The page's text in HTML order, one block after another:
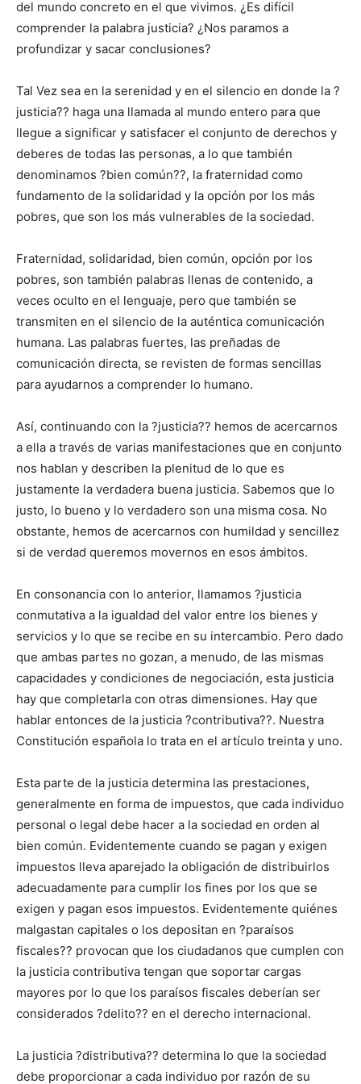
del mundo concreto en el que vivimos. ¿Es difícil
comprender la palabra justicia? ¿Nos paramos a
profundizar y sacar conclusiones?
Tal Vez sea en la serenidad y en el silencio en donde la ?
justicia?? haga una llamada al mundo entero para que
llegue a significar y satisfacer el conjunto de derechos y
deberes de todas las personas, a lo que también
denominamos ?bien común??, la fraternidad como
fundamento de la solidaridad y la opción por los más
pobres, que son los más vulnerables de la sociedad.
Fraternidad, solidaridad, bien común, opción por los
pobres, son también palabras llenas de contenido, a
veces oculto en el lenguaje, pero que también se
transmiten en el silencio de la auténtica comunicación
humana. Las palabras fuertes, las preñadas de
comunicación directa, se revisten de formas sencillas
para ayudarnos a comprender lo humano.
Así, continuando con la ?justicia?? hemos de acercarnos
a ella a través de varias manifestaciones que en conjunto
nos hablan y describen la plenitud de lo que es
justamente la verdadera buena justicia. Sabemos que lo
justo, lo bueno y lo verdadero son una misma cosa. No
obstante, hemos de acercarnos con humildad y sencillez
si de verdad queremos movernos en esos ámbitos.
En consonancia con lo anterior, llamamos ?justicia
conmutativa a la igualdad del valor entre los bienes y
servicios y lo que se recibe en su intercambio. Pero dado
que ambas partes no gozan, a menudo, de las mismas
capacidades y condiciones de negociación, esta justicia
hay que completarla con otras dimensiones. Hay que
hablar entonces de la justicia ?contributiva??. Nuestra
Constitución española lo trata en el artículo treinta y uno.
Esta parte de la justicia determina las prestaciones,
generalmente en forma de impuestos, que cada individuo
personal o legal debe hacer a la sociedad en orden al
bien común. Evidentemente cuando se pagan y exigen
impuestos lleva aparejado la obligación de distribuirlos
adecuadamente para cumplir los fines por los que se
exigen y pagan esos impuestos. Evidentemente quiénes
malgastan capitales o los depositan en ?paraísos
fiscales?? provocan que los ciudadanos que cumplen con
la justicia contributiva tengan que soportar cargas
mayores por lo que los paraísos fiscales deberían ser
considerados ?delito?? en el derecho internacional.
La justicia ?distributiva?? determina lo que la sociedad
debe proporcionar a cada individuo por razón de su